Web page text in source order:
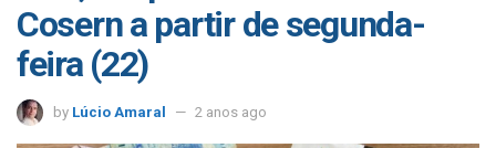
Cosern a partir de segunda-
feira (22)
by Lúcio Amaral 2 anos ago